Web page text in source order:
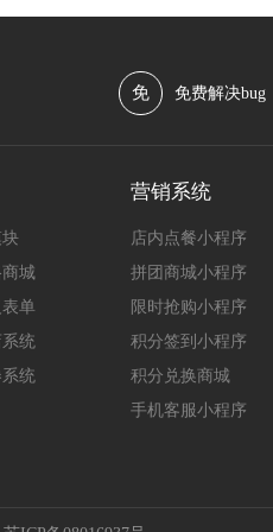
免 免费解决bug
城
表单
统
统
营销系统
店内点餐小程序
拼团商城小程序
限时抢购小程序
积分签到小程序
积分兑换商城
手机客服小程序